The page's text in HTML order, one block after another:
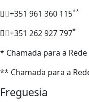
+351 961 360 115**
+351 262 927 797*
* Chamada para a
** Chamada para a
Freguesia